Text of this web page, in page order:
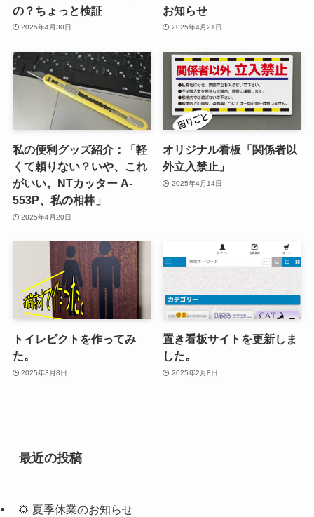
の？ちょっと検証
2025年4月30日
お知らせ
2025年4月21日
私の便利グッズ紹介：「軽
くて頼りない？いや、これ
がいい。NTカッター A-
553P、私の相棒」
2025年4月20日
オリジナル看板「関係者以
外立入禁止」
2025年4月14日
トイレピクトを作ってみ
た。
2025年3月8日
置き看板サイトを更新しま
した。
2025年2月8日
最近の投稿
🌻 夏季休業のお知らせ